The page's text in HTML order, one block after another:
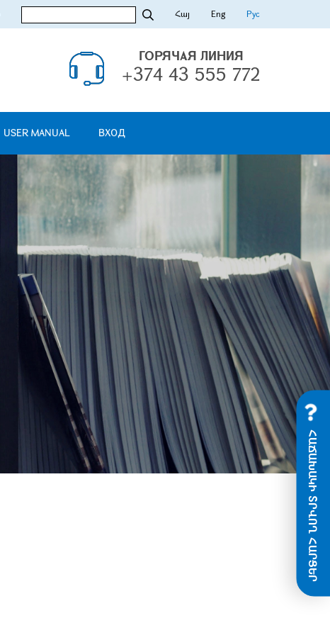
Հայ Eng Рус
ГОРЯЧАЯ ЛИНИЯ
+374 43 555 772
USER MANUAL ВХОД
ՀԱՃԱԽԱԿԻ ՏՐՎՈՂ ՀԱՐՑԵՐ